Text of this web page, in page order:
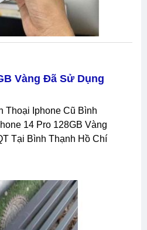
Vàng Đã Sử Dụng
14 Pro 128GB Vàng
Tại Bình Thạnh Hồ Chí